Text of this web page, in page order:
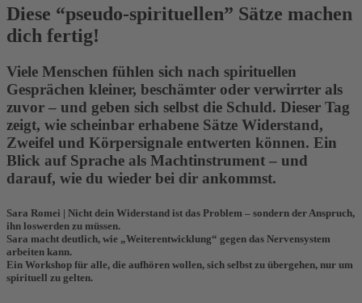
Diese “pseudo-spirituellen” Sätze machen
dich fertig!
Viele Menschen fühlen sich nach spirituellen
Gesprächen kleiner, beschämter oder verwirrter als
zuvor – und geben sich selbst die Schuld. Dieser Tag
zeigt, wie scheinbar erhabene Sätze Widerstand,
Zweifel und Körpersignale entwerten können. Ein
Blick auf Sprache als Machtinstrument – und
darauf, wie du wieder bei dir ankommst.
Sara Romei | Nicht dein Widerstand ist das Problem – sondern der Anspruch,
ihn loswerden zu müssen.
Sara macht deutlich, wie „Weiterentwicklung“ gegen das Nervensystem
arbeiten kann.
Ein Workshop für alle, die aufhören wollen, sich selbst zu übergehen, nur um
spirituell zu gelten.